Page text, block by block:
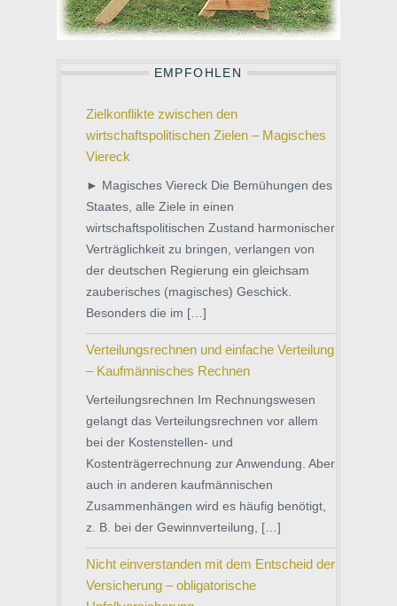
EMPFOHLEN
Zielkonflikte zwischen den
wirtschaftspolitischen Zielen – Magisches
Viereck
► Magisches Viereck Die Bemühungen des
Staates, alle Ziele in einen
wirtschaftspolitischen Zustand harmonischer
Verträglichkeit zu bringen, verlangen von
der deutschen Regierung ein gleichsam
zauberisches (magisches) Geschick.
Besonders die im […]
Verteilungsrechnen und einfache Verteilung
– Kaufmännisches Rechnen
Verteilungsrechnen Im Rechnungswesen
gelangt das Verteilungsrechnen vor allem
bei der Kostenstellen- und
Kostenträgerrechnung zur Anwendung. Aber
auch in anderen kaufmännischen
Zusammenhängen wird es häufig benötigt,
z. B. bei der Gewinnverteilung, […]
Nicht einverstanden mit dem Entscheid der
Versicherung – obligatorische